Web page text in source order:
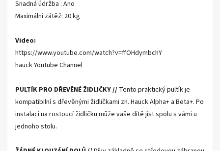
Snadná údržba : Ano
Maximální zátěž: 20 kg
Video:
https://www.youtube.com/watch?v=ffOHdymbchY
hauck Youtube Channel
PULTÍK PRO DŘEVĚNÉ ŽIDLIČKY // Tento praktický pultík je
kompatibilní s dřevěnými židličkami zn. Hauck Alpha+ a Beta+. Po
instalaci na rostoucí židličku může vaše dítě jíst spolu s vámi u
jednoho stolu.